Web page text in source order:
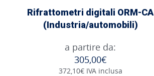
Rifrattometri digitali ORM-CA
(Industria/automobili)
a partire da:
305,00€
372,10€ IVA inclusa